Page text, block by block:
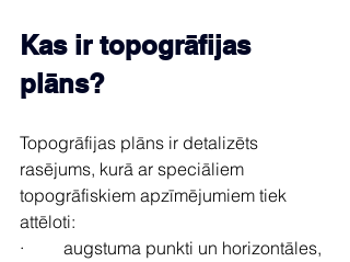
Kas ir topogrāfijas
plāns?
Topogrāfijas plāns ir detalizēts
rasējums, kurā ar speciāliem
topogrāfiskiem apzīmējumiem tiek
attēloti:
·         augstuma punkti un horizontāles,